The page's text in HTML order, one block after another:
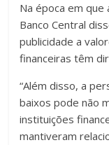
Na época em que
Banco Central
publicidade a
financeiras têm
“Além disso, a
baixos pode não
instituições
mantiveram